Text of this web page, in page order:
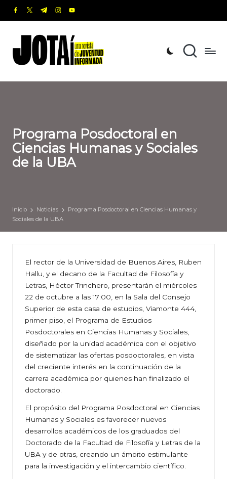
Saltar
contenido
facebook.com
twitter.com
t.me instagram.com
youtube.com
o
t
revista
de
Informada
Programa Posdoctoral en
Ciencias Humanas y Sociales
de la UBA
Inicio Noticias
Programa Posdoctoral en Ciencias Humanas y
Sociales de la UBA
El rector de la Universidad de Buenos Aires, Ruben
Hallu, y el decano de la Facultad de Filosofía y
Letras, Héctor Trinchero, presentarán el miércoles
22 de octubre a las 17:00, en la Sala del Consejo
Superior de esta casa de estudios, Viamonte 444,
primer piso, el Programa de Estudios
Posdoctorales en Ciencias Humanas y Sociales,
diseñado por la unidad académica con el objetivo
de sistematizar las ofertas posdoctorales, en vista
del creciente interés en la continuación de la
carrera académica por quienes han finalizado el
doctorado.
El propósito del Programa Posdoctoral en Ciencias
Humanas y Sociales es favorecer nuevos
desarrollos académicos de los graduados del
Doctorado de la Facultad de Filosofía y Letras de la
UBA y de otras, creando un ámbito estimulante
para la investigación y el intercambio científico.